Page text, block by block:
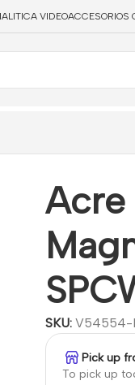
VIDEOACCESORIOS
SKU:V54554-
Pick up
To pick up